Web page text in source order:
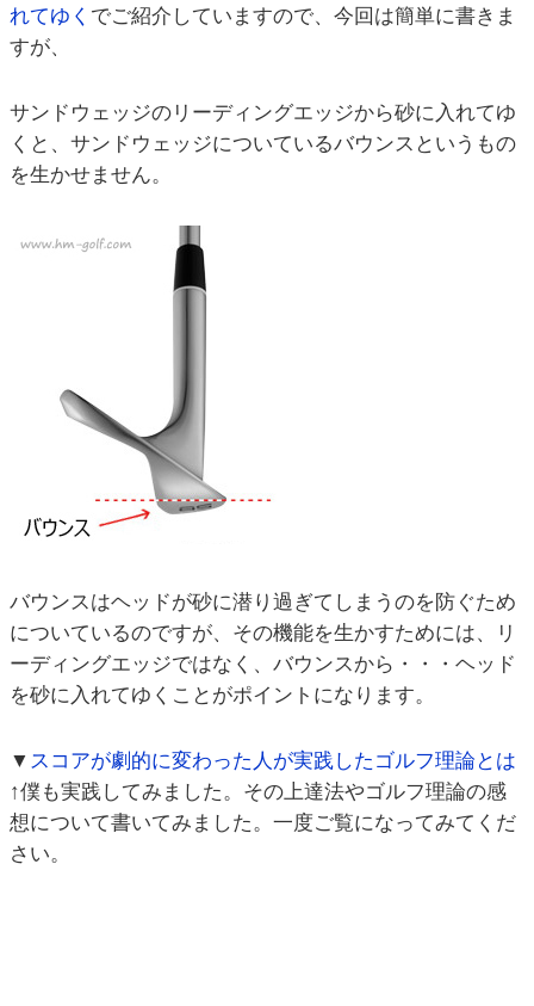
れてゆく でご紹介していますので、今回は簡単に書きま
すが、
サンドウェッジのリーディングエッジから砂に入れてゆ
くと、サンドウェッジについているバウンスというもの
を生かせません。
バウンスはヘッドが砂に潜り過ぎてしまうのを防ぐため
についているのですが、その機能を生かすためには、リ
ーディングエッジではなく、バウンスから・・・ヘッド
を砂に入れてゆくことがポイントになります。
▼ スコアが劇的に変わった人が実践したゴルフ理論とは
↑僕も実践してみました。その上達法やゴルフ理論の感
想について書いてみました。一度ご覧になってみてくだ
さい。